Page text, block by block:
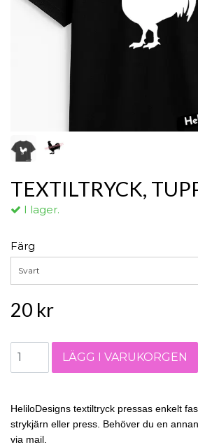
TEXTILTRYCK,
I lager.
Färg
Svart
20 kr
HeliloDesigns textiltryck pressas enkelt
strykjärn eller press. Behöver du en
via mail.